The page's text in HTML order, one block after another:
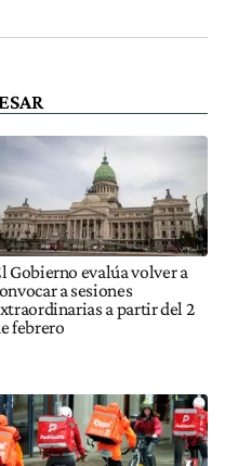
Gobierno evalúa volver a
a sesiones
a partir del 2
febrero